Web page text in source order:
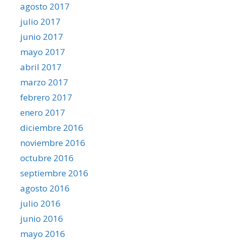
agosto 2017
julio 2017
junio 2017
mayo 2017
abril 2017
marzo 2017
febrero 2017
enero 2017
diciembre 2016
noviembre 2016
octubre 2016
septiembre 2016
agosto 2016
julio 2016
junio 2016
mayo 2016